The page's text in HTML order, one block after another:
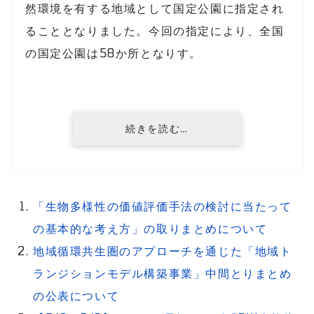
然環境を有する地域として国定公園に指定され
ることとなりました。今回の指定により、全国
の国定公園は58か所となりす。
続きを読む…
「生物多様性の価値評価手法の検討に当たって
の基本的な考え方」の取りまとめについて
地域循環共生圏のアプローチを通じた「地域ト
ランジションモデル構築事業」中間とりまとめ
の公表について